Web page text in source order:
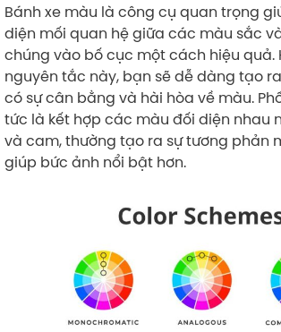
Bánh xe màu là công cụ quan trọng
diện mối quan hệ giữa các màu sắc
chúng vào bố cục một cách hiệu quả.
nguyên tắc này, bạn sẽ dễ dàng tạo
có sự cân bằng và hài hòa về màu.
tức là kết hợp các màu đối diện nhau
và cam, thường tạo ra sự tương phản
giúp bức ảnh nổi bật hơn.